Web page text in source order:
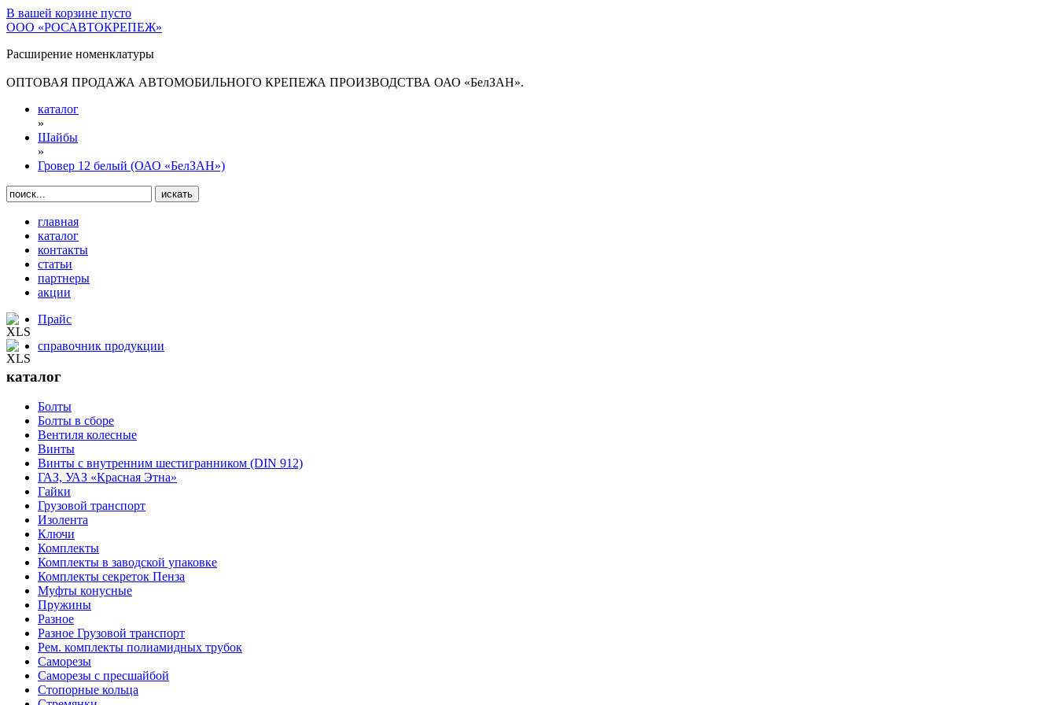
В вашей корзине пусто
ООО «РОСАВТОКРЕПЕЖ»
Расширение номенклатуры
ОПТОВАЯ ПРОДАЖА АВТОМОБИЛЬНОГО КРЕПЕЖА ПРОИЗВОДСТВА ОАО «БелЗАН».
каталог
»
Шайбы
»
Гровер 12 белый (ОАО «БелЗАН»)
главная
каталог
контакты
статьи
партнеры
акции
Прайс
справочник продукции
каталог
Болты
Болты в сборе
Вентиля колесные
Винты
Винты с внутренним шестигранником (DIN 912)
ГАЗ, УАЗ «Красная Этна»
Гайки
Грузовой транспорт
Изолента
Ключи
Комплекты
Комплекты в заводской упаковке
Комплекты секреток Пенза
Муфты конусные
Пружины
Разное
Разное Грузовой транспорт
Рем. комплекты полиамидных трубок
Саморезы
Саморезы с пресшайбой
Стопорные кольца